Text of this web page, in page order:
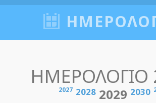
ΗΜΕΡΟΛΟΓΙΟ
2027 2028 2029 2030